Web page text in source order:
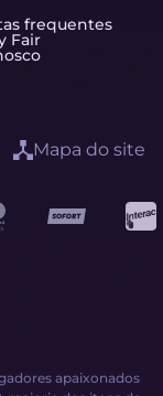
frequentes
Fair
Mapa do site
apaixonados